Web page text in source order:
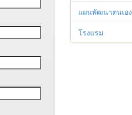
แผนพัฒนาตนเอง
โรงแรม